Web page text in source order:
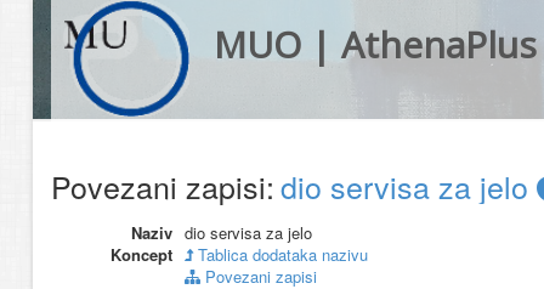
MUO | AthenaPlus
Povezani zapisi:dio servisa za jelo
Naziv dio servisa za jelo
Koncept
Tablica dodataka nazivu
Povezani zapisi